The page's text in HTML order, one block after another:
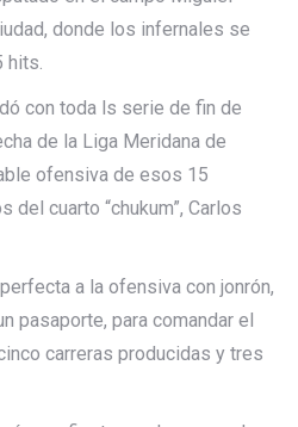
donde los infernales se
hits.
con toda ls serie de fin de
de la Liga Meridana de
ofensiva de esos 15
del cuarto “chukum”, Carlos
a la ofensiva con jonrón,
pasaporte, para comandar el
carreras producidas y tres